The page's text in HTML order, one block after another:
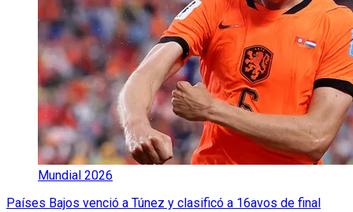
Mundial 2026
Países Bajos venció a Túnez y clasificó a 16avos de final